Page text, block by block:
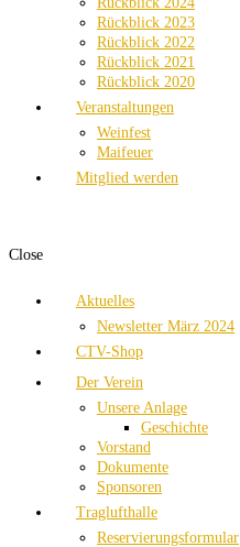
Rückblick 2023
Rückblick 2022
Rückblick 2021
Rückblick 2020
Veranstaltungen
Weinfest
Maifeuer
Mitglied werden
Close
Aktuelles
Newsletter März 2024
CTV-Shop
Der Verein
Unsere Anlage
Geschichte
Vorstand
Dokumente
Sponsoren
Traglufthalle
Reservierungsformular